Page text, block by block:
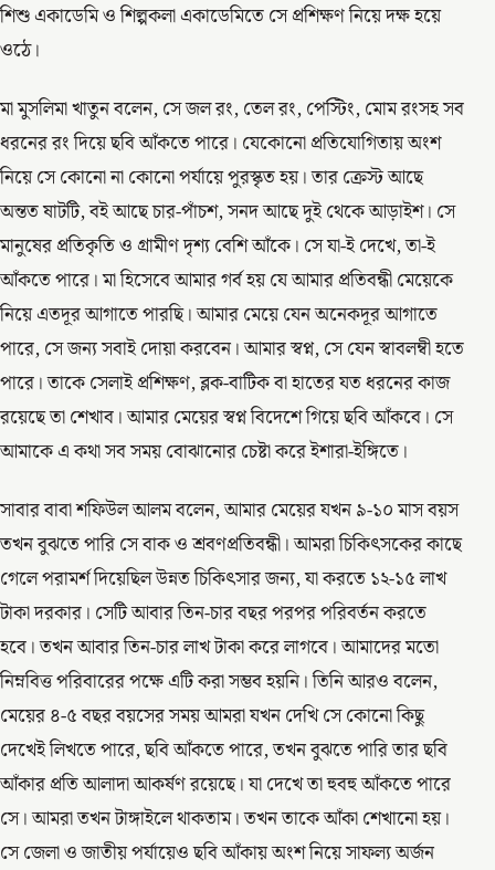
শিশু একাডেমি ও শিল্পকলা একাডেমিতে সে প্রশিক্ষণ নিয়ে দক্ষ হয়ে
ওঠে।
মা মুসলিমা খাতুন বলেন, সে জল রং, তেল রং, পেস্টিং, মোম রংসহ সব
ধরনের রং দিয়ে ছবি আঁকতে পারে। যেকোনো প্রতিযোগিতায় অংশ
নিয়ে সে কোনো না কোনো পর্যায়ে পুরস্কৃত হয়। তার ক্রেস্ট আছে
অন্তত ষাটটি, বই আছে চার-পাঁচশ, সনদ আছে দুই থেকে আড়াইশ। সে
মানুষের প্রতিকৃতি ও গ্রামীণ দৃশ্য বেশি আঁকে। সে যা-ই দেখে, তা-ই
আঁকতে পারে। মা হিসেবে আমার গর্ব হয় যে আমার প্রতিবন্ধী মেয়েকে
নিয়ে এতদূর আগাতে পারছি। আমার মেয়ে যেন অনেকদূর আগাতে
পারে, সে জন্য সবাই দোয়া করবেন। আমার স্বপ্ন, সে যেন স্বাবলম্বী হতে
পারে। তাকে সেলাই প্রশিক্ষণ, ব্লক-বাটিক বা হাতের যত ধরনের কাজ
রয়েছে তা শেখাব। আমার মেয়ের স্বপ্ন বিদেশে গিয়ে ছবি আঁকবে। সে
আমাকে এ কথা সব সময় বোঝানোর চেষ্টা করে ইশারা-ইঙ্গিতে।
সাবার বাবা শফিউল আলম বলেন, আমার মেয়ের যখন ৯-১০ মাস বয়স
তখন বুঝতে পারি সে বাক ও শ্রবণপ্রতিবন্ধী। আমরা চিকিৎসকের কাছে
গেলে পরামর্শ দিয়েছিল উন্নত চিকিৎসার জন্য, যা করতে ১২-১৫ লাখ
টাকা দরকার। সেটি আবার তিন-চার বছর পরপর পরিবর্তন করতে
হবে। তখন আবার তিন-চার লাখ টাকা করে লাগবে। আমাদের মতো
নিম্নবিত্ত পরিবারের পক্ষে এটি করা সম্ভব হয়নি। তিনি আরও বলেন,
মেয়ের ৪-৫ বছর বয়সের সময় আমরা যখন দেখি সে কোনো কিছু
দেখেই লিখতে পারে, ছবি আঁকতে পারে, তখন বুঝতে পারি তার ছবি
আঁকার প্রতি আলাদা আকর্ষণ রয়েছে। যা দেখে তা হুবহু আঁকতে পারে
সে। আমরা তখন টাঙ্গাইলে থাকতাম। তখন তাকে আঁকা শেখানো হয়।
সে জেলা ও জাতীয় পর্যায়েও ছবি আঁকায় অংশ নিয়ে সাফল্য অর্জন